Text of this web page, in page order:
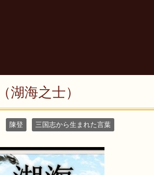
湖海之士）
陳登 三国志から生まれた言葉